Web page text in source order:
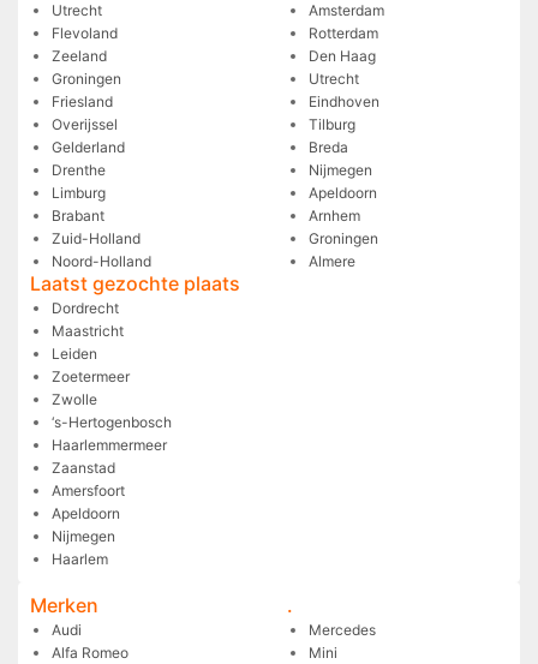
Utrecht
Flevoland
Zeeland
Groningen
Friesland
Overijssel
Gelderland
Drenthe
Limburg
Brabant
Zuid-Holland
Noord-Holland
Amsterdam
Rotterdam
Den Haag
Utrecht
Eindhoven
Tilburg
Breda
Nijmegen
Apeldoorn
Arnhem
Groningen
Almere
Laatst gezochte plaats
Dordrecht
Maastricht
Leiden
Zoetermeer
Zwolle
‘s-Hertogenbosch
Haarlemmermeer
Zaanstad
Amersfoort
Apeldoorn
Nijmegen
Haarlem
Merken
Audi
Alfa Romeo
.
Mercedes
Mini